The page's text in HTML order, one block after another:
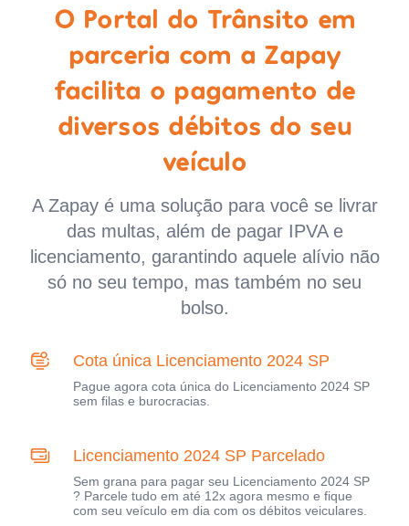
O Portal do Trânsito em
parceria com a Zapay
facilita o pagamento de
diversos débitos do seu
veículo
A Zapay é uma solução para você se livrar
das multas, além de pagar IPVA e
licenciamento, garantindo aquele alívio não
só no seu tempo, mas também no seu
bolso.
Cota única Licenciamento 2024 SP
Pague agora cota única do Licenciamento 2024 SP
sem filas e burocracias.
Licenciamento 2024 SP Parcelado
Sem grana para pagar seu Licenciamento 2024 SP
? Parcele tudo em até 12x agora mesmo e fique
com seu veículo em dia com os débitos veiculares.